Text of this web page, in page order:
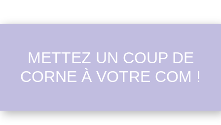
METTEZ UN COUP DE
CORNE À VOTRE COM !